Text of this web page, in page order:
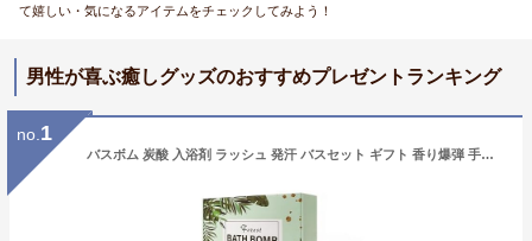
て嬉しい・気になるアイテムをチェックしてみよう！
男性が喜ぶ癒しグッズのおすすめプレゼントランキング
no. 1
バスボム 炭酸 入浴剤 ラッシュ 発汗 バスセット ギフト 香り爆弾 手作り バスソルト お風呂用 母の日 敬老の日 ホワイトデー お返し ギフト バレンタインデー クリスマス プレゼント BOX付 (12個ギフトセット)